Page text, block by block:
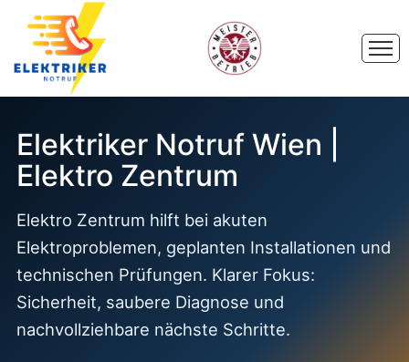
Elektriker Notruf Wien |
Elektro Zentrum
Elektro Zentrum hilft bei akuten
Elektroproblemen, geplanten Installationen und
technischen Prüfungen. Klarer Fokus:
Sicherheit, saubere Diagnose und
nachvollziehbare nächste Schritte.